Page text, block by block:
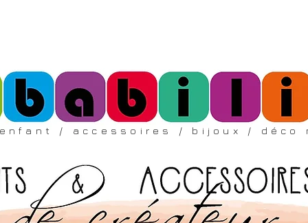
/ accessoires / bijoux / déco